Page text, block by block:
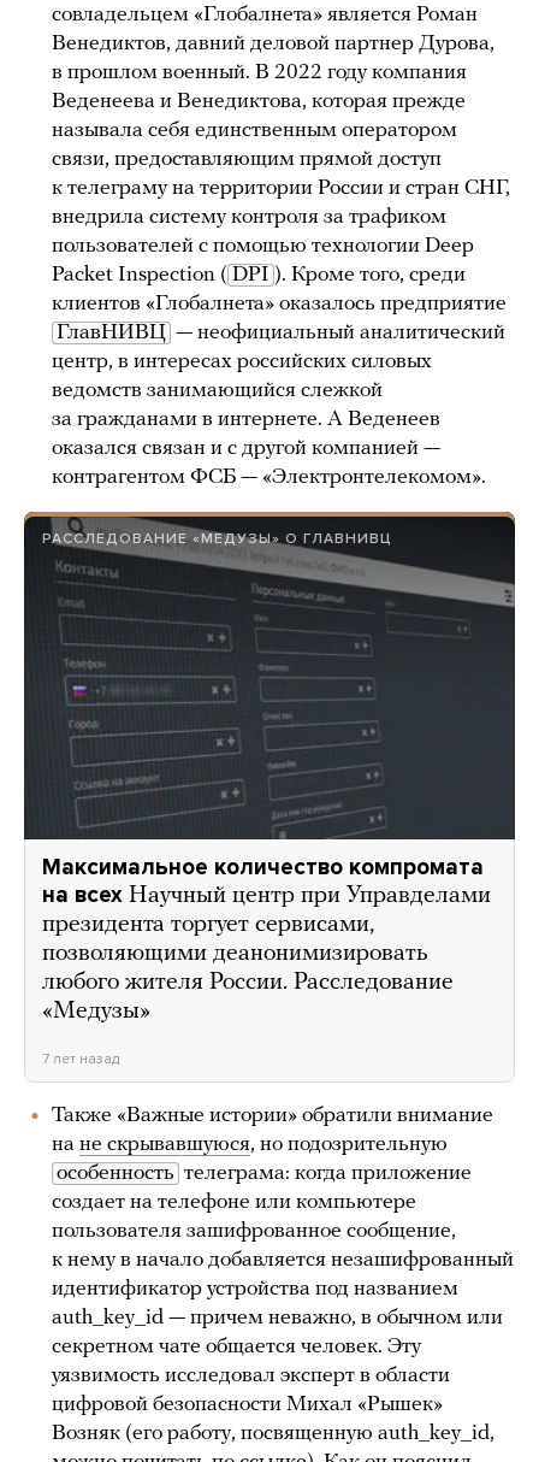
совладельцем «Глобалнета» является Роман
Венедиктов, давний деловой партнер Дурова,
в прошлом военный. В 2022 году компания
Веденеева и Венедиктова, которая прежде
называла себя единственным оператором
связи, предоставляющим прямой доступ
к телеграму на территории России и стран СНГ,
внедрила систему контроля за трафиком
пользователей с помощью технологии Deep
Packet Inspection ( DPI ). Кроме того, среди
клиентов «Глобалнета» оказалось предприятие
ГлавНИВЦ — неофициальный аналитический
центр, в интересах российских силовых
ведомств занимающийся слежкой
за гражданами в интернете. А Веденеев
оказался связан и с другой компанией —
контрагентом ФСБ — «Электронтелекомом».
РАССЛЕДОВАНИЕ «МЕДУЗЫ» О ГЛАВНИВЦ
Максимальное количество компромата
на всех Научный центр при Управделами
президента торгует сервисами,
позволяющими деанонимизировать
любого жителя России. Расследование
«Медузы»
7 лет назад
Также «Важные истории» обратили внимание
на не скрывавшуюся, но подозрительную
особенность телеграма: когда приложение
создает на телефоне или компьютере
пользователя зашифрованное сообщение,
к нему в начало добавляется незашифрованный
идентификатор устройства под названием
auth_key_id — причем неважно, в обычном или
секретном чате общается человек. Эту
уязвимость исследовал эксперт в области
цифровой безопасности Михал «Рышек»
Возняк (его работу, посвященную auth_key_id,